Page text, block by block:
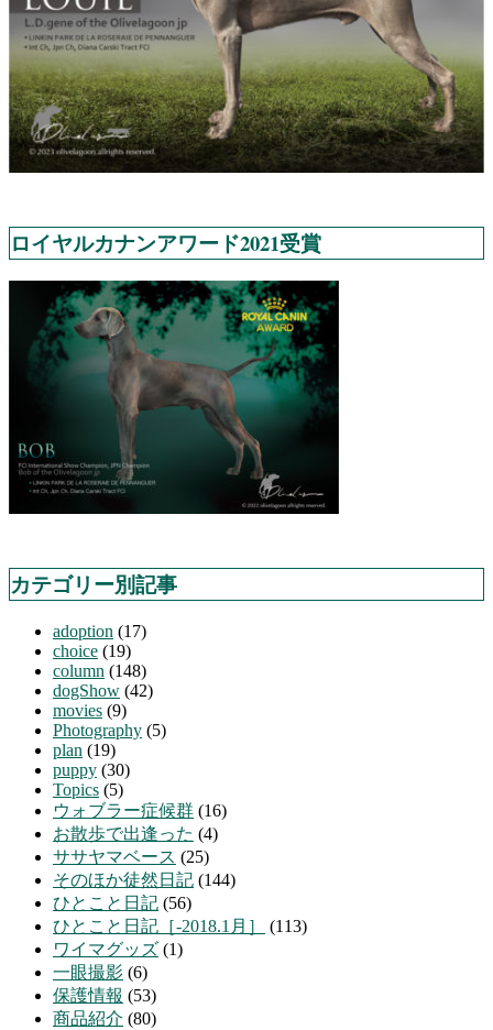
ロイヤルカナンアワード2021受賞
カテゴリー別記事
adoption (17)
choice (19)
column (148)
dogShow (42)
movies (9)
Photography (5)
plan (19)
puppy (30)
Topics (5)
ウォブラー症候群 (16)
お散歩で出逢った (4)
ササヤマベース (25)
そのほか徒然日記 (144)
ひとこと日記 (56)
ひとこと日記［-2018.1月］
(113)
ワイマグッズ (1)
一眼撮影 (6)
保護情報 (53)
商品紹介 (80)